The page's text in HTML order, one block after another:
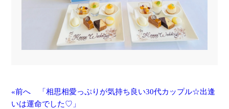
«前へ 「相思相愛っぷりが気持ち良い30代カップル☆出逢
いは運命でした♡」